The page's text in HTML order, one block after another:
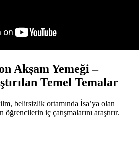
Akşam Yemeği –
Temel Temalar
belirsizlik ortamında İsa’ya olan
iç çatışmalarını araştırır.